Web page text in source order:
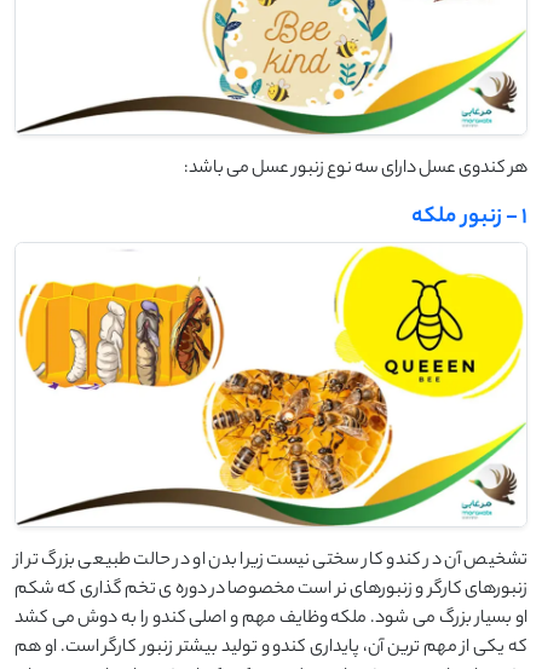
هر کندوی عسل دارای سه نوع زنبور عسل می باشد:
1 - زنبور ملکه
تشخیص آن در کندو کار سختی نیست زیرا بدن او در حالت طبیعی بزرگ تر از
زنبورهای کارگر و زنبورهای نر است مخصوصا در دوره ی تخم گذاری که شکم
او بسیار بزرگ می شود. ملکه وظایف مهم و اصلی کندو را به دوش می کشد
که یکی از مهم ترین آن، پایداری کندو و تولید بیشتر زنبور کارگر است. او هم